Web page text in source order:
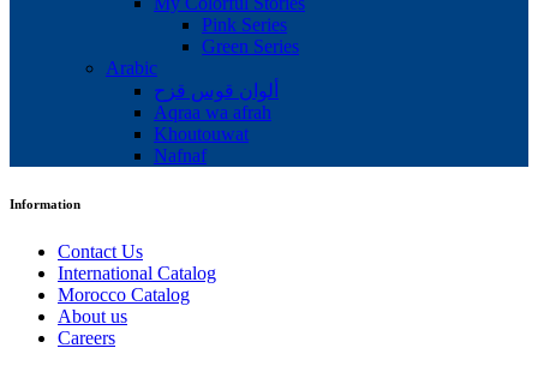
Pink Series
Green Series
Arabic
ألوان قوس قزح
Aqraa wa afrah
Khoutouwat
Nafnaf
Information
Contact Us
International Catalog
Morocco Catalog
About us
Careers